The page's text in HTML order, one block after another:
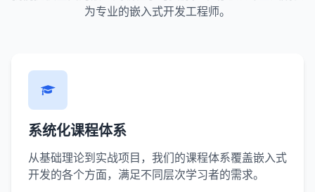
为专业的嵌入式开发工程师。
系统化课程体系
从基础理论到实战项目，我们的课程体系覆盖嵌入式
开发的各个方面，满足不同层次学习者的需求。